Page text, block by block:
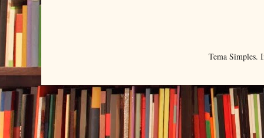
Tema Simples.